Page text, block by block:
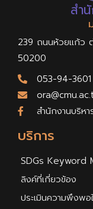
บริการ
SDGs Keyword
ลิงค์ที่เกี่ยวข้อง
ประเมินความพึงพอ
สำ
239 ถนนห้วยแก้ว ต
50200
053-94-3601
สำนักงานบริห